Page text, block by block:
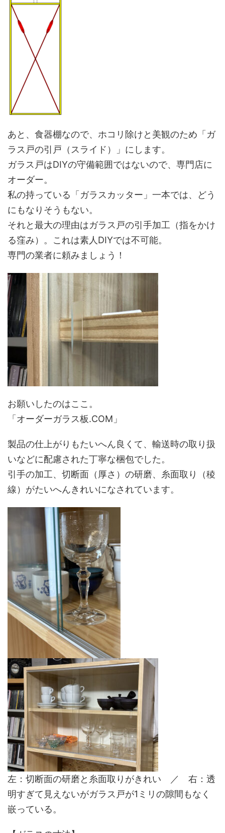
あと、食器棚なので、ホコリ除けと美観のため「ガ
ラス戸の引戸（スライド）」にします。
ガラス戸はDIYの守備範囲ではないので、専門店に
オーダー。
私の持っている「ガラスカッター」一本では、どう
にもなりそうもない。
それと最大の理由はガラス戸の引手加工（指をかけ
る窪み）。これは素人DIYでは不可能。
専門の業者に頼みましょう！
お願いしたのはここ。
「オーダーガラス板.COM」
製品の仕上がりもたいへん良くて、輸送時の取り扱
いなどに配慮された丁寧な梱包でした。
引手の加工、切断面（厚さ）の研磨、糸面取り（稜
線）がたいへんきれいになされています。
左：切断面の研磨と糸面取りがきれい ／ 右：透
明すぎて見えないがガラス戸が1ミリの隙間もなく
嵌っている。